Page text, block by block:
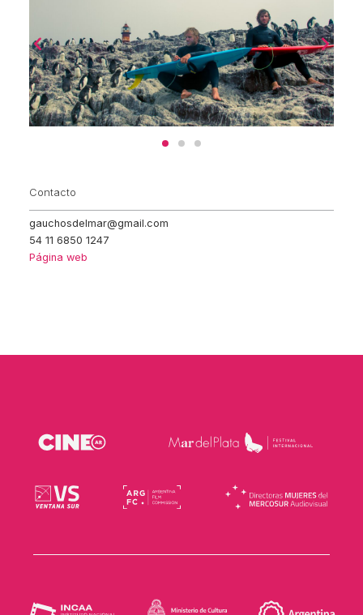
Contacto
gauchosdelmar@gmail.com
54 11 6850 1247
Página web